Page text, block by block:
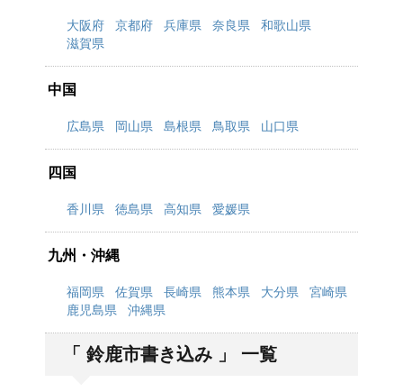
大阪府 京都府 兵庫県 奈良県
和歌山県
滋賀県
中国
広島県 岡山県 島根県 鳥取県 山口県
四国
香川県 徳島県 高知県 愛媛県
九州・沖縄
福岡県 佐賀県 長崎県 熊本県 大分県
宮崎県
鹿児島県
沖縄県
「 鈴鹿市書き込み 」 一覧